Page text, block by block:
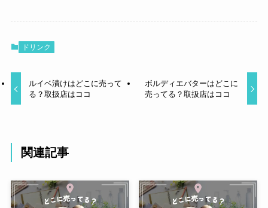
ドリンク
ルイベ漬けはどこに売って
る？取扱店はココ
ボルディエバターはどこに
売ってる？取扱店はココ
関連記事